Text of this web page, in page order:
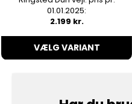
01.01.2025:
2.199 kr.
VÆLG VARIANT